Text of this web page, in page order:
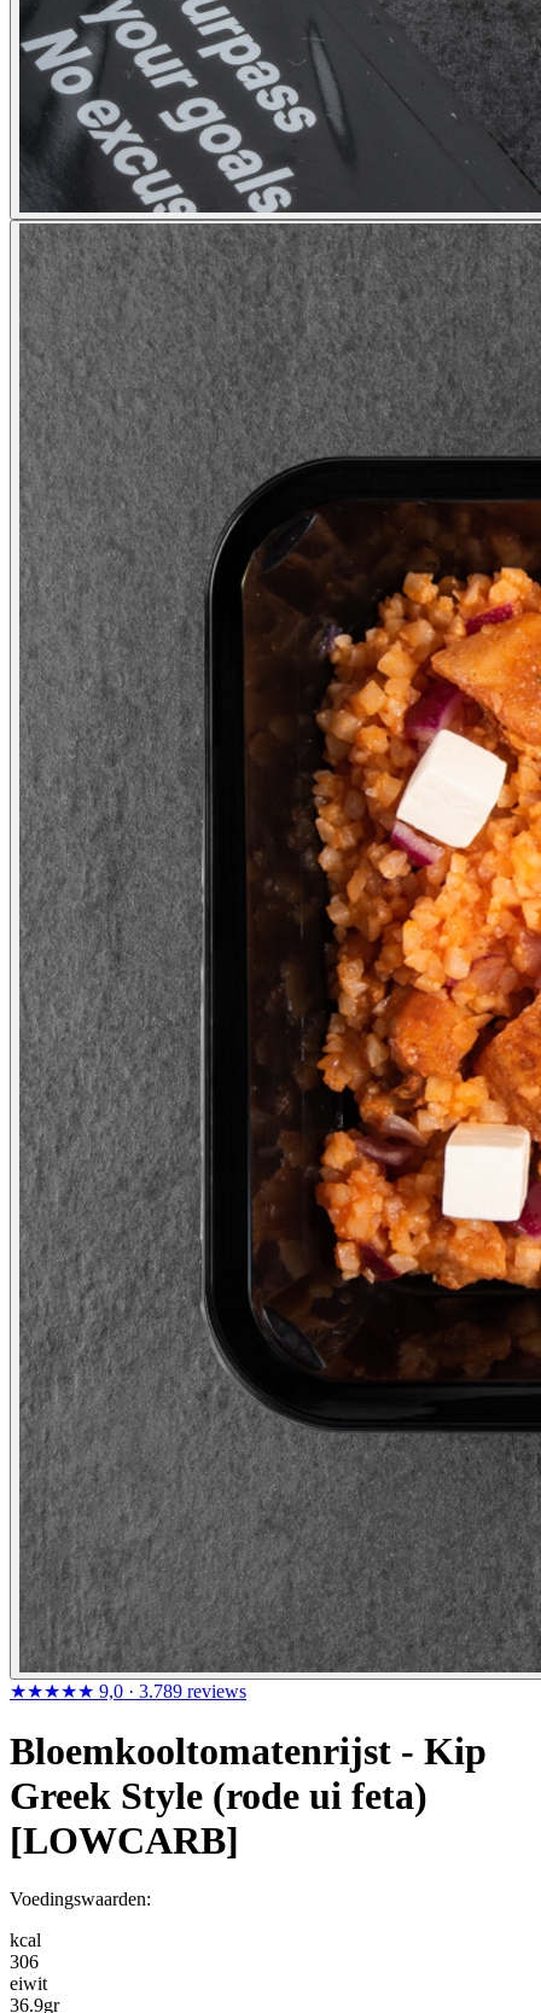
★★★★★ 9,0 · 3.789 reviews
Bloemkooltomatenrijst - Kip
Greek Style (rode ui feta)
[LOWCARB]
Voedingswaarden:
kcal
306
eiwit
36.9gr